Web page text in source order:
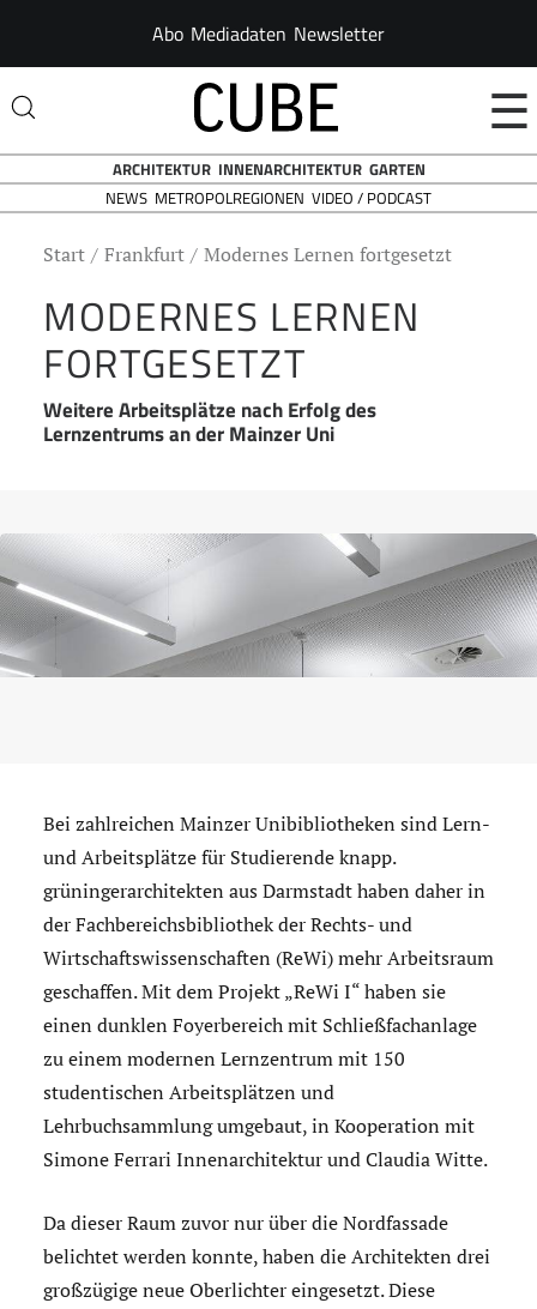
Abo Mediadaten Newsletter
☰
ARCHITEKTUR INNENARCHITEKTUR GARTEN
NEWS METROPOLREGIONEN VIDEO / PODCAST
Start Frankfurt Modernes Lernen fortgesetzt
MODERNES LERNEN
FORTGESETZT
Weitere Arbeitsplätze nach Erfolg des
Lernzentrums an der Mainzer Uni
Bei zahlreichen Mainzer Unibibliotheken sind Lern-
und Arbeitsplätze für Studierende knapp.
grüningerarchitekten aus Darmstadt haben daher in
der Fachbereichsbibliothek der Rechts- und
Wirtschaftswissenschaften (ReWi) mehr Arbeitsraum
geschaffen. Mit dem Projekt „ReWi I“ haben sie
einen dunklen Foyerbereich mit Schließfachanlage
zu einem modernen Lernzentrum mit 150
studentischen Arbeitsplätzen und
Lehrbuchsammlung umgebaut, in Kooperation mit
Simone Ferrari Innenarchitektur und Claudia Witte.
Da dieser Raum zuvor nur über die Nordfassade
belichtet werden konnte, haben die Architekten drei
großzügige neue Oberlichter eingesetzt. Diese